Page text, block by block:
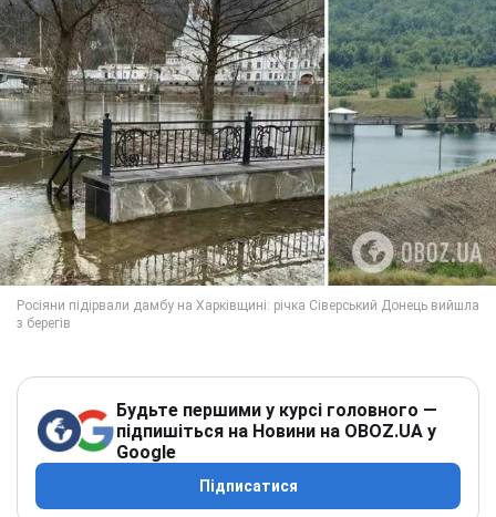
Будьте першими у курсі головного —
підпишіться на Новини на OBOZ.UA у
Google
Підписатися